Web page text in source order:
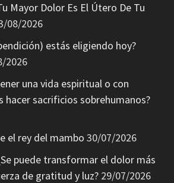
Mayor Dolor Es El Útero De Tu
08/2026
estás eligiendo hoy?
2026
una vida espiritual o con
hacer sacrificios sobrehumanos?
el rey del mambo 30/07/2026
puede transformar el dolor más
de gratitud y luz? 29/07/2026